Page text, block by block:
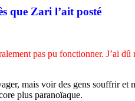
que Zari l’ait posté
pas pu fonctionner. J’ai
mais voir des gens souffrir
plus paranoïaque.